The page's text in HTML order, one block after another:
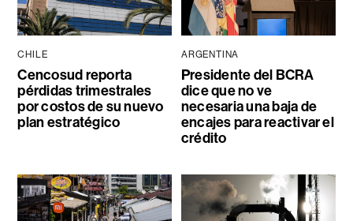
CHILE
Cencosud reporta
pérdidas trimestrales
por costos de su nuevo
plan estratégico
ARGENTINA
Presidente del BCRA
dice que no ve
necesaria una baja de
encajes para reactivar el
crédito